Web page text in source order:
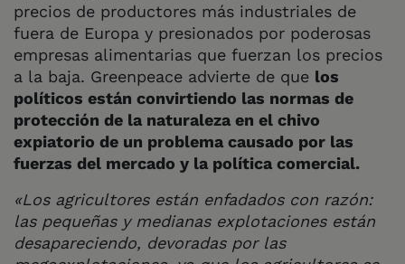
precios de productores más industriales de
fuera de Europa y presionados por poderosas
empresas alimentarias que fuerzan los precios
a la baja. Greenpeace advierte de que los
políticos están convirtiendo las normas de
protección de la naturaleza en el chivo
expiatorio de un problema causado por las
fuerzas del mercado y la política comercial.
«Los agricultores están enfadados con razón:
las pequeñas y medianas explotaciones están
desapareciendo, devoradas por las